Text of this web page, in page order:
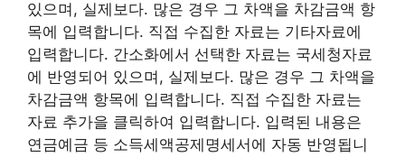
있으며, 실제보다. 많은 경우 그 차액을 차감금액 항
목에 입력합니다. 직접 수집한 자료는 기타자료에
입력합니다. 간소화에서 선택한 자료는 국세청자료
에 반영되어 있으며, 실제보다. 많은 경우 그 차액을
차감금액 항목에 입력합니다. 직접 수집한 자료는
자료 추가을 클릭하여 입력합니다. 입력된 내용은
연금예금 등 소득세액공제명세서에 자동 반영됩니